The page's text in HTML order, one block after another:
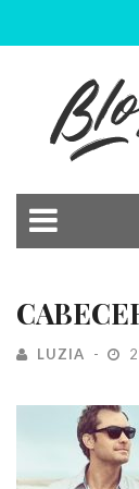
LUZIA